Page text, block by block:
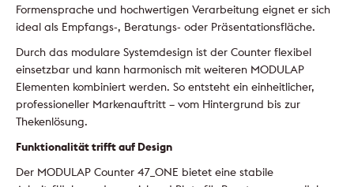
Formensprache und hochwertigen Verarbeitung eignet er sich
ideal als Empfangs-, Beratungs- oder Präsentationsfläche.
Durch das modulare Systemdesign ist der Counter flexibel
einsetzbar und kann harmonisch mit weiteren MODULAP
Elementen kombiniert werden. So entsteht ein einheitlicher,
professioneller Markenauftritt – vom Hintergrund bis zur
Thekenlösung.
Funktionalität trifft auf Design
Der MODULAP Counter 47_ONE bietet eine stabile